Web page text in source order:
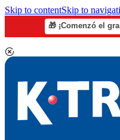
Skip to contentSkip to
🎁 ¡Comenzó el